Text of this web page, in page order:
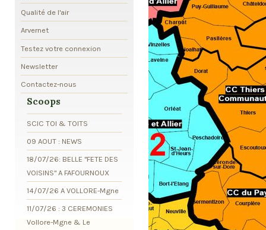
Qualité de l'air
Arvernet
Testez votre connexion
Newsletter
Contactez-nous
Scoops
SCIC TOI & TOITS
09 AOUT : NEWS
18/07/26: BELLE "FETE DES
VOISINS" A FAFOURNOUX
14/07/26 A VOLLORE-Mgne
11/07/26 : 3 CEREMONIES
Vollore-Mgne & Le